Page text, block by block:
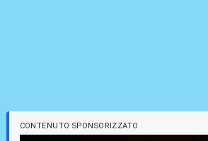
CONTENUTO SPONSORIZZATO